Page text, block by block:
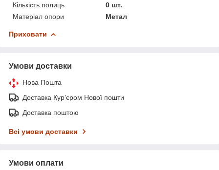
Кількість полиць
0 шт.
Матеріал опори
Метал
Приховати
Умови доставки
Нова Пошта
Доставка Курʼєром Нової пошти
Доставка поштою
Всі умови доставки
Умови оплати